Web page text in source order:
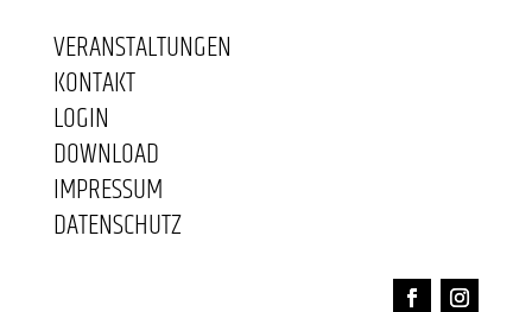
VERANSTALTUNGEN
KONTAKT
LOGIN
DOWNLOAD
IMPRESSUM
DATENSCHUTZ